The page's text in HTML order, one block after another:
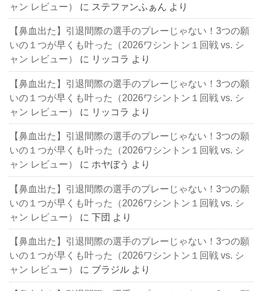
ャン レビュー）
に ステファンふぁん より
【鼻血出た】引退間際の選手のプレーじゃない！3つの願
いの１つが早くも叶った（2026ワシントン１回戦 vs. シ
ャン レビュー）
に リッコラ より
【鼻血出た】引退間際の選手のプレーじゃない！3つの願
いの１つが早くも叶った（2026ワシントン１回戦 vs. シ
ャン レビュー）
に リッコラ より
【鼻血出た】引退間際の選手のプレーじゃない！3つの願
いの１つが早くも叶った（2026ワシントン１回戦 vs. シ
ャン レビュー）
に ホヤぼう より
【鼻血出た】引退間際の選手のプレーじゃない！3つの願
いの１つが早くも叶った（2026ワシントン１回戦 vs. シ
ャン レビュー）
に下団 より
【鼻血出た】引退間際の選手のプレーじゃない！3つの願
いの１つが早くも叶った（2026ワシントン１回戦 vs. シ
ャン レビュー）
に ブラジル より